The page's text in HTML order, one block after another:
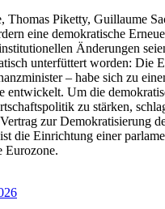
Thomas Piketty, Guillaume
eine demokratische
Änderungen
unterfüttert worden: Die
– habe sich zu
entwickelt. Um die
zu stärken,
zur Demokratisierung
die Einrichtung einer
Eurozone.